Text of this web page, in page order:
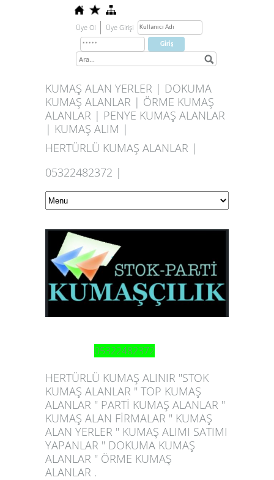
Üye Ol Üye Girişi
KUMAŞ ALAN YERLER | DOKUMA
KUMAŞ ALANLAR | ÖRME KUMAŞ
ALANLAR | PENYE KUMAŞ ALANLAR
| KUMAŞ ALIM |
HERTÜRLÜ KUMAŞ ALANLAR |
05322482372 |
05322482372
HERTÜRLÜ KUMAŞ ALINIR "STOK
KUMAŞ ALANLAR " TOP KUMAŞ
ALANLAR " PARTİ KUMAŞ ALANLAR "
KUMAŞ ALAN FİRMALAR " KUMAŞ
ALAN YERLER " KUMAŞ ALIMI SATIMI
YAPANLAR " DOKUMA KUMAŞ
ALANLAR " ÖRME KUMAŞ
ALANLAR .